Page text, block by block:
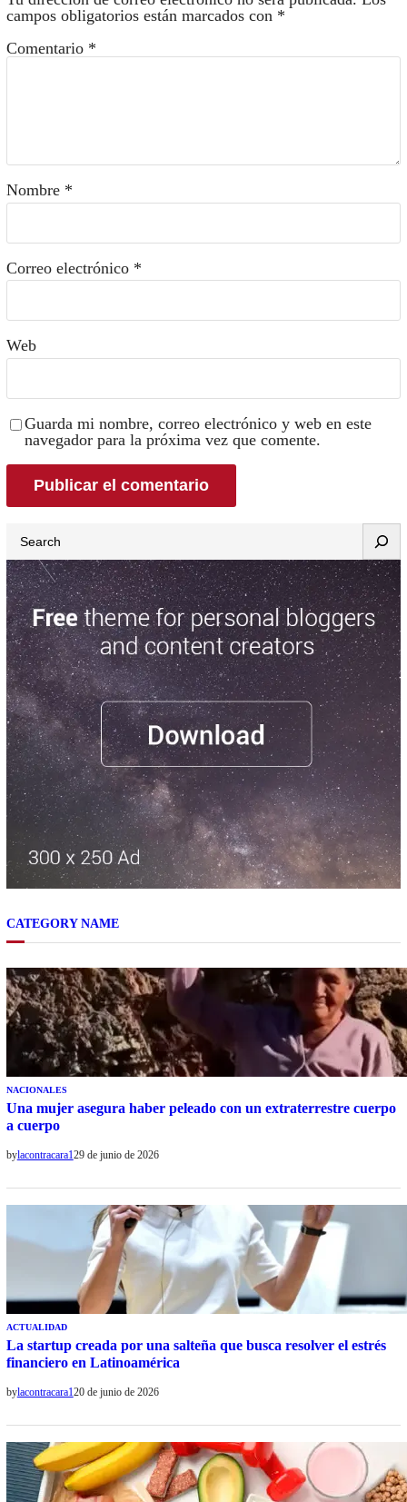
campos obligatorios están marcados con *
Comentario *
Nombre *
Correo electrónico *
Web
Guarda mi nombre, correo electrónico y web en este
navegador para la próxima vez que comente.
CATEGORY NAME
NACIONALES
Una mujer asegura haber peleado con un extraterrestre cuerpo
a cuerpo
bylacontracara129 de junio de 2026
ACTUALIDAD
La startup creada por una salteña que busca resolver el estrés
financiero en Latinoamérica
bylacontracara120 de junio de 2026